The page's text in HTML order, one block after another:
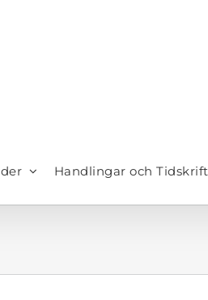
Handlingar och Tidskrift